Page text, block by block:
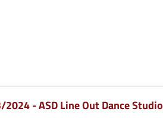
- ASD Line Out Dance Studio